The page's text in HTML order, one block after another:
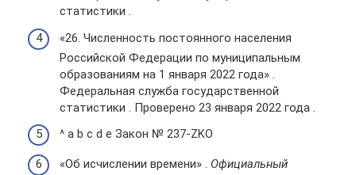
статистики .
«26. Численность постоянного населения
Российской Федерации по муниципальным
образованиям на 1 января 2022 года» .
Федеральная служба государственной
статистики . Проверено 23 января 2022 года .
^ a b c d e Закон № 237-ZKO
«Об исчислении времени» . Официальный